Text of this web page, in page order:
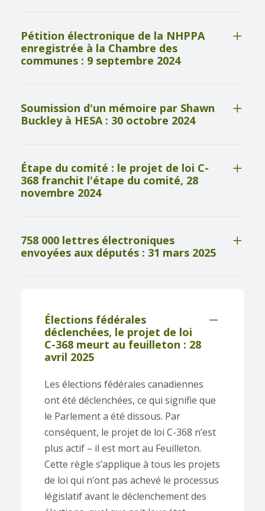
Pétition électronique de la NHPPA
enregistrée à la Chambre des
communes : 9 septembre 2024
Soumission d'un mémoire par Shawn
Buckley à HESA : 30 octobre 2024
Étape du comité : le projet de loi C-
368 franchit l'étape du comité, 28
novembre 2024
758 000 lettres électroniques
envoyées aux députés : 31 mars 2025
Élections fédérales
déclenchées, le projet de loi
C-368 meurt au feuilleton : 28
avril 2025
Les élections fédérales canadiennes
ont été déclenchées, ce qui signifie que
le Parlement a été dissous. Par
conséquent, le projet de loi C-368 n’est
plus actif – il est mort au Feuilleton.
Cette règle s’applique à tous les projets
de loi qui n’ont pas achevé le processus
législatif avant le déclenchement des